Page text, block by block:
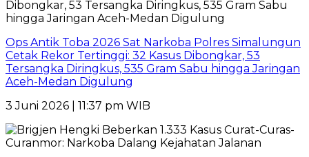
Ops Antik Toba 2026 Sat Narkoba Polres Simalungun
Cetak Rekor Tertinggi: 32 Kasus Dibongkar, 53
Tersangka Diringkus, 535 Gram Sabu hingga Jaringan
Aceh-Medan Digulung
3 Juni 2026 | 11:37 pm WIB